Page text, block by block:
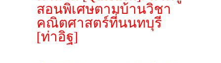
สอนพิเศษตามบ้านวิชา
คณิตศาสตร์ที่นนทบุรี
[ท่าอิฐ]